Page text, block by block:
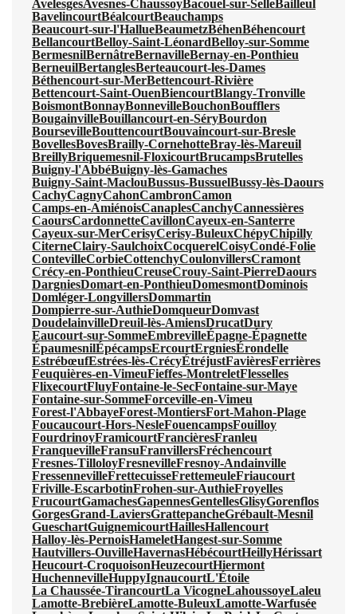
AvelesgesAvesnes-ChaussoyBacouel-sur-SelleBailleul
BavelincourtBéalcourtBeauchamps
Beaucourt-sur-l'HallueBeaumetzBéhenBéhencourt
BellancourtBelloy-Saint-LéonardBelloy-sur-Somme
BermesnilBernâtreBernavilleBernay-en-Ponthieu
BerneuilBertanglesBerteaucourt-les-Dames
Béthencourt-sur-MerBettencourt-Rivière
Bettencourt-Saint-OuenBiencourtBlangy-Tronville
BoismontBonnayBonnevilleBouchonBoufflers
BougainvilleBouillancourt-en-SéryBourdon
BoursevilleBouttencourtBouvaincourt-sur-Bresle
BovellesBovesBrailly-CornehotteBray-lès-Mareuil
BreillyBriquemesnil-FloxicourtBrucampsBrutelles
Buigny-l'AbbéBuigny-lès-Gamaches
Buigny-Saint-MaclouBussus-BussuelBussy-lès-Daours
CachyCagnyCahonCambronCamon
Camps-en-AmiénoisCanaplesCanchyCannessières
CaoursCardonnetteCavillonCayeux-en-Santerre
Cayeux-sur-MerCerisyCerisy-BuleuxChépyChipilly
CiterneClairy-SaulchoixCocquerelCoisyCondé-Folie
ContevilleCorbieCottenchyCoulonvillersCramont
Crécy-en-PonthieuCreuseCrouy-Saint-PierreDaours
DargniesDomart-en-PonthieuDomesmontDominois
Domléger-LongvillersDommartin
Dompierre-sur-AuthieDomqueurDomvast
DoudelainvilleDreuil-lès-AmiensDrucatDury
Eaucourt-sur-SommeEmbrevilleÉpagne-Épagnette
ÉpaumesnilÉpécampsErcourtErgniesÉrondelle
EstrébœufEstrées-lès-CrécyÉtréjustFavièresFerrières
Feuquières-en-VimeuFieffes-MontreletFlesselles
FlixecourtFluyFontaine-le-SecFontaine-sur-Maye
Fontaine-sur-SommeForceville-en-Vimeu
Forest-l'AbbayeForest-MontiersFort-Mahon-Plage
Foucaucourt-Hors-NesleFouencampsFouilloy
FourdrinoyFramicourtFrancièresFranleu
FranquevilleFransuFranvillersFréchencourt
Fresnes-TilloloyFresnevilleFresnoy-Andainville
FressennevilleFrettecuisseFrettemeuleFriaucourt
Friville-EscarbotinFrohen-sur-AuthieFroyelles
FrucourtGamachesGapennesGentellesGlisyGorenflos
GorgesGrand-LaviersGrattepancheGrébault-Mesnil
GueschartGuignemicourtHaillesHallencourt
Halloy-lès-PernoisHameletHangest-sur-Somme
Hautvillers-OuvilleHavernasHébécourtHeillyHérissart
Heucourt-CroquoisonHeuzecourtHiermont
HuchennevilleHuppyIgnaucourtL'Étoile
La Chaussée-TirancourtLa VicogneLahoussoyeLaleu
Lamotte-BrebièreLamotte-BuleuxLamotte-Warfusée